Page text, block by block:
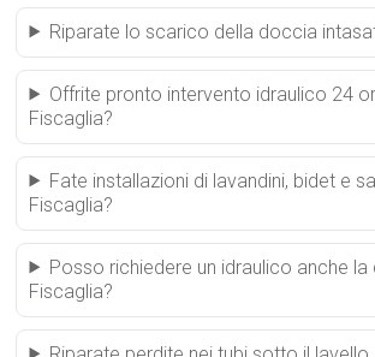
Riparate lo scarico della doccia
Offrite pronto intervento idraulico 24
Fiscaglia?
Fate installazioni di lavandini, bidet e
Fiscaglia?
Posso richiedere un idraulico anche
Fiscaglia?